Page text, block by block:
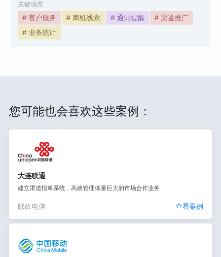
关键场景
# 客户服务 # 商机线索 # 通知提醒
# 渠道推广
# 业务统计
您可能也会喜欢这些案例：
大连联通
建立渠道报单系统，高效管理体量巨大的市场合作业务
邮政电信 查看案例